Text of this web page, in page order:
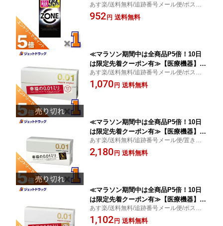
ェクス ZONE 10個入 ×1個〔避妊具〕
あす楽/送料無料/追跡番号メール便/ポスト
投函/薄さを超える/ジェクス
952円 送料無料
≪マラソン期間中は全商品P5倍！10日
は限定先着クーポン有≫【医療機器】サ
ガミオリジナル 001 5個入
あす楽/送料無料/追跡番号メール便/ポスト
投函/男性向け避妊用コンドーム/ゴムじゃな
いコンドーム/相模ゴム
1,070円 送料無料
≪マラソン期間中は全商品P5倍！10日
は限定先着クーポン有≫【医療機器】サ
ガミオリジナル001 Lサイズ 10個入 ×1
個〔避妊具〕
あす楽/送料無料/追跡番号メール便/置き配
便/ゴムじゃないコンドーム/相模ゴム
2,180円 送料無料
≪マラソン期間中は全商品P5倍！10日
は限定先着クーポン有≫【医療機器】サ
ガミオリジナル001 5個入 ×1個〔避妊
具〕
あす楽/送料無料/追跡番号メール便/ポスト
投函/ゴムじゃないコンドーム/相模ゴム
1,102円 送料無料